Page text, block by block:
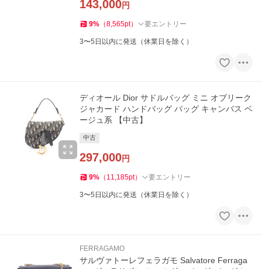
143,000円
9% （8,565pt） 要エントリー
3〜5日以内に発送（休業日を除く）
ディオール Dior サドルバッグ ミニ オブリーク
ジャカード ハンドバッグ バッグ キャンバス ベ
ージュ系 【中古】
中古
297,000円
9% （ 11,185pt） 要エントリー
3〜5日以内に発送（休業日を除く）
FERRAGAMO
サルヴァトーレフェラガモ Salvatore Ferraga